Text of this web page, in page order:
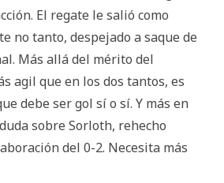
El regate le salió como
no tanto, despejado a saque de
Más allá del mérito del
agil que en los dos tantos, es
debe ser gol sí o sí. Y más en
sobre Sorloth, rehecho
del 0-2. Necesita más